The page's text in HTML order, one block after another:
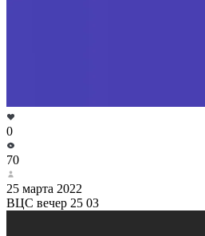
0
70
25 марта 2022
ВЦС вечер 25 03